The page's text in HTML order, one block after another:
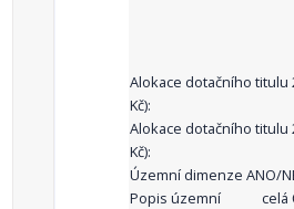
Alokace dotačního titulu
Kč):
Alokace dotačního titulu
Kč):
Územní dimenze ANO/
Popis územní
celá